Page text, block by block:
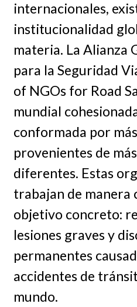
internacionales,
institucionalidad
materia. La Alianza
para la Seguridad
of NGOs for Road
mundial
conformada por
provenientes de
diferentes. Estas
trabajan de manera
objetivo concreto:
lesiones graves y
permanentes
accidentes de
mundo.